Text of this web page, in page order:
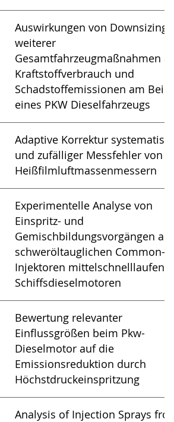
Auswirkungen von Downsizing
weiterer
Gesamtfahrzeugmaßnahmen
Kraftstoffverbrauch und
Schadstoffemissionen am
eines PKW Dieselfahrzeugs
Adaptive Korrektur
und zufälliger Messfehler von
Heißfilmluftmassenmessern
Experimentelle Analyse von
Einspritz- und
Gemischbildungsvorgängen an
schweröltauglichen Common-
Injektoren
Schiffsdieselmotoren
Bewertung relevanter
Einflussgrößen beim Pkw-
Dieselmotor auf die
Emissionsreduktion durch
Höchstdruckeinspritzung
Analysis of Injection Sprays